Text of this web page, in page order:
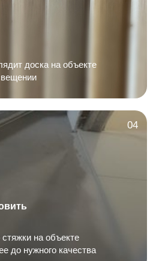
доска на объекте
04
на объекте
до нужного качества